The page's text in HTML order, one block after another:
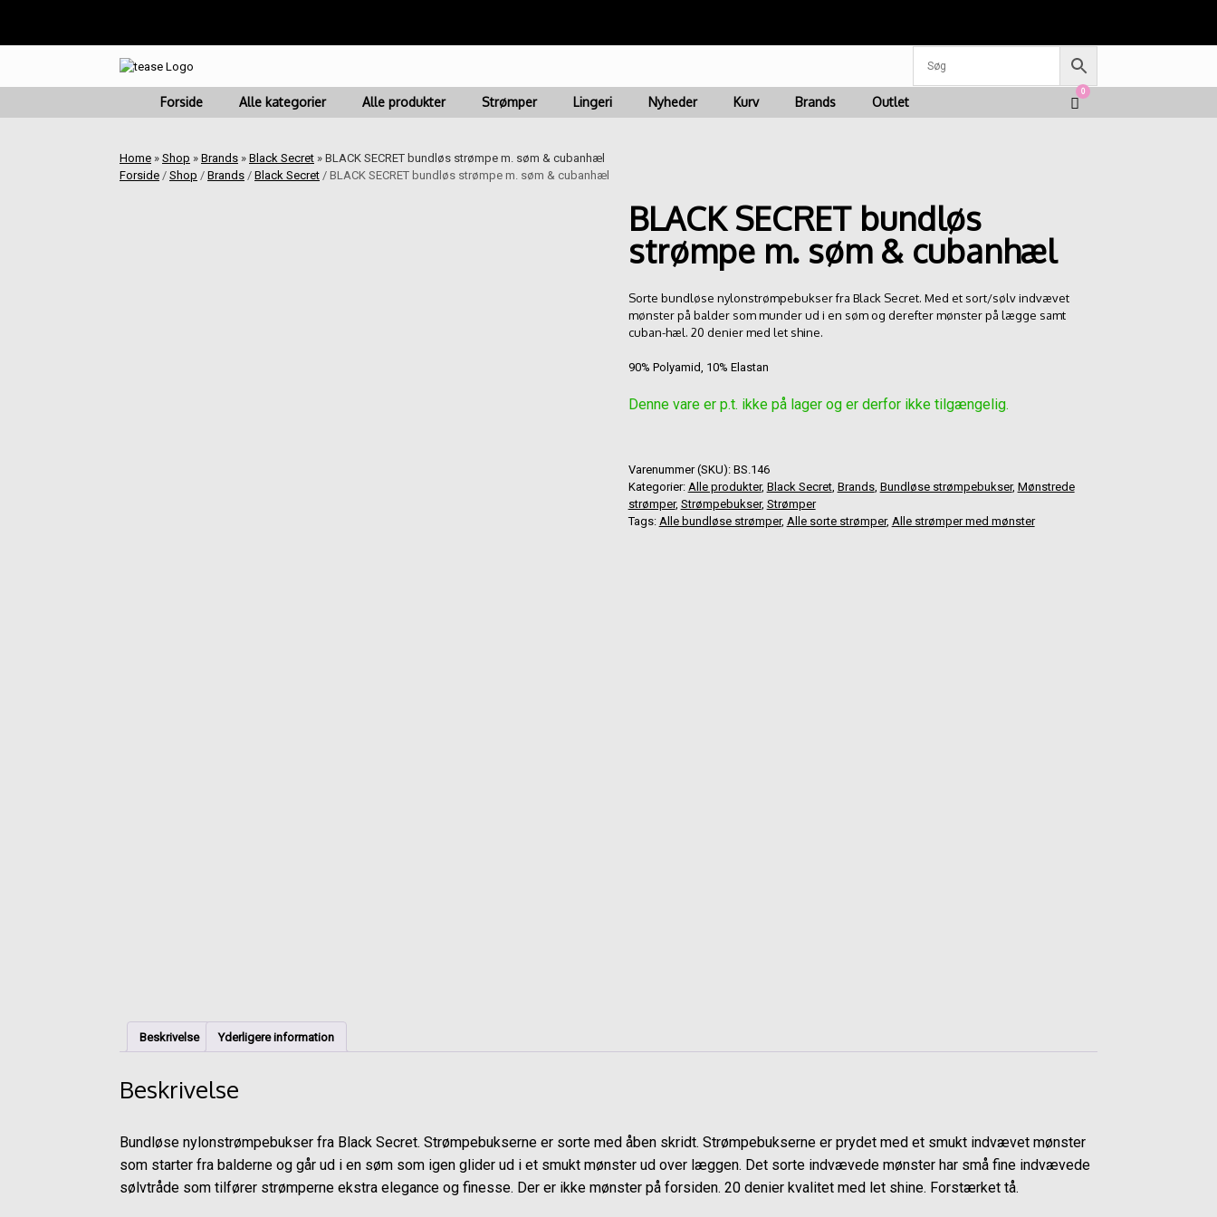
indhold
Forside Alle kategorier Alle produkter Strømper Lingeri Nyheder Kurv Brands Outlet
View
shopping
0
Home » Shop » Brands » Black Secret » BLACK SECRET bundløs strømpe m. søm & cubanhæl
Forside / Shop / Brands / Black Secret / BLACK SECRET bundløs strømpe m. søm & cubanhæl
BLACK SECRET bundløs
strømpe m. søm & cubanhæl
Sorte bundløse nylonstrømpebukser fra Black Secret. Med et sort/sølv indvævet
mønster på balder som munder ud i en søm og derefter mønster på lægge samt
cuban-hæl. 20 denier med let shine.
90% Polyamid, 10% Elastan
Denne vare er p.t. ikke på lager og er derfor ikke tilgængelig.
Varenummer (SKU): BS.146
Kategorier: Alle produkter, Black Secret, Brands, Bundløse strømpebukser, Mønstrede
strømper, Strømpebukser, Strømper
Tags: Alle bundløse strømper, Alle sorte strømper, Alle strømper med mønster
Beskrivelse Yderligere information
Beskrivelse
Bundløse nylonstrømpebukser fra Black Secret. Strømpebukserne er sorte med åben skridt. Strømpebukserne er prydet med et smukt indvævet mønster
som starter fra balderne og går ud i en søm som igen glider ud i et smukt mønster ud over læggen. Det sorte indvævede mønster har små fine indvævede
sølvtråde som tilfører strømperne ekstra elegance og finesse. Der er ikke mønster på forsiden. 20 denier kvalitet med let shine. Forstærket tå.